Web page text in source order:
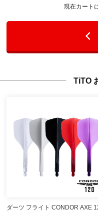
現在カート
TiTO
ダーツ フライト CONDOR AXE